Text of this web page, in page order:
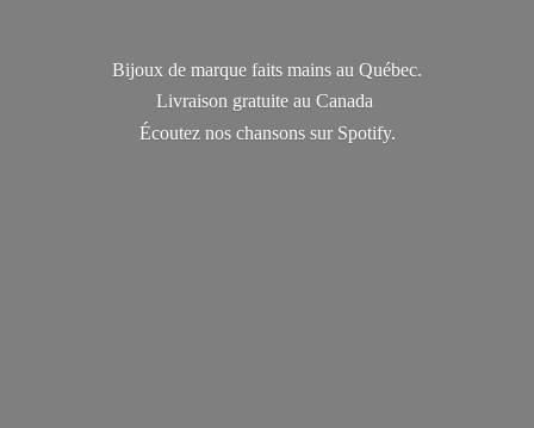
Bijoux de marque faits mains au Québec.
Livraison gratuite au Canada
Écoutez nos chansons sur Spotify.